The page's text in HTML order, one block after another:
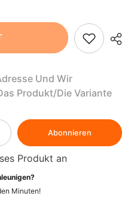
Und Wir
Produkt/die Variante
Abonnieren
Produkt an
Minuten!